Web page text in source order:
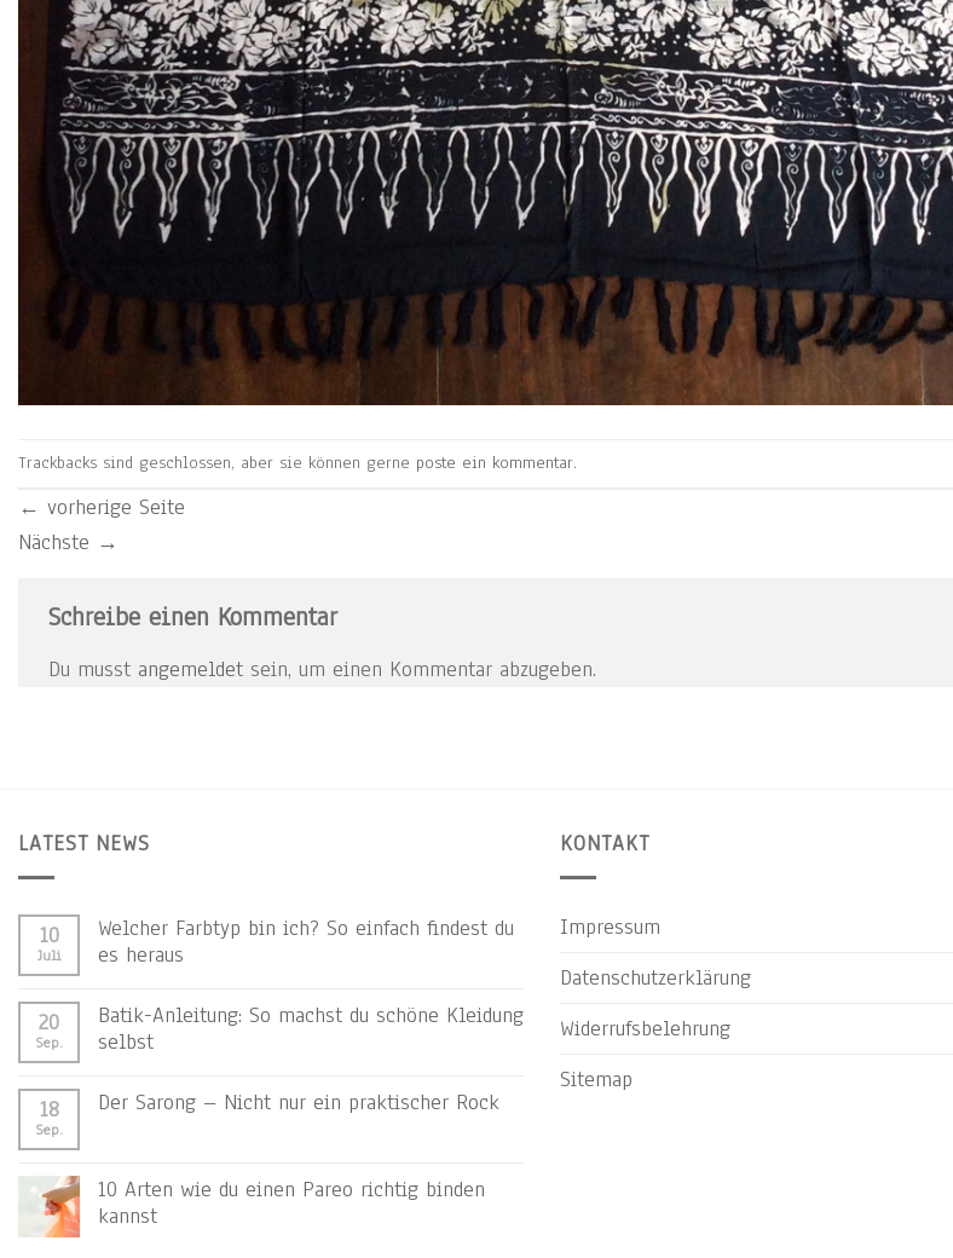
Trackbacks sind geschlossen, aber sie können gerne poste ein kommentar.
← vorherige Seite
Nächste →
Schreibe einen Kommentar
Du musst angemeldet sein, um einen Kommentar abzugeben.
LATEST NEWS
10
Juli
Welcher Farbtyp bin ich? So einfach findest du
es heraus
20
Sep.
Batik-Anleitung: So machst du schöne Kleidung
selbst
18
Sep.
Der Sarong – Nicht nur ein praktischer Rock
10 Arten wie du einen Pareo richtig binden
kannst
KONTAKT
Impressum
Datenschutzerklärung
Widerrufsbelehrung
Sitemap